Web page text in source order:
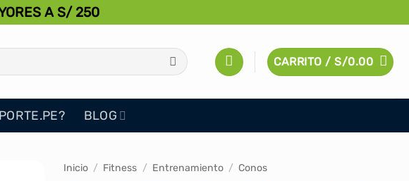
A S/ 250
CARRITO /S/0.00
BLOG
Inicio / Fitness / Entrenamiento / Conos